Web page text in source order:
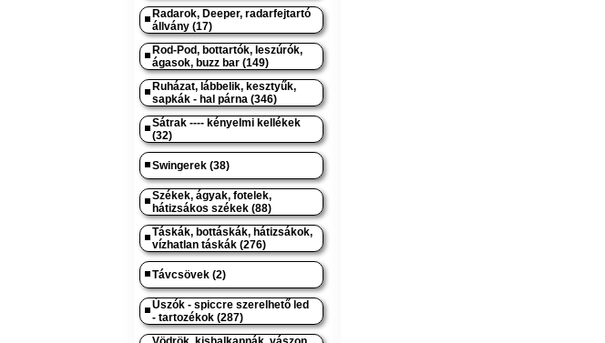
Radarok, Deeper, radarfejtartó
állvány (17)
Rod-Pod, bottartók, leszúrók,
ágasok, buzz bar (149)
Ruházat, lábbelik, kesztyűk,
sapkák - hal párna (346)
Sátrak ---- kényelmi kellékek
(32)
Swingerek (38)
Székek, ágyak, fotelek,
hátizsákos székek (88)
Táskák, bottáskák, hátizsákok,
vízhatlan táskák (276)
Távcsövek (2)
Úszók - spiccre szerelhető led
- tartozékok (287)